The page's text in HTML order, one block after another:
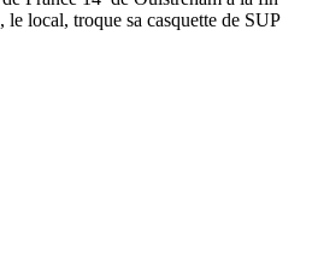
local, troque sa casquette de SUP